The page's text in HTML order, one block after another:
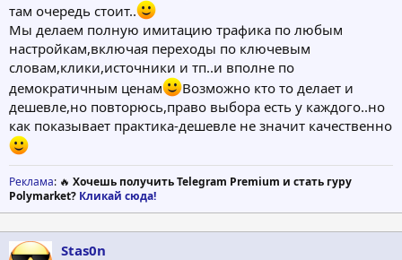
там очередь стоит..
Мы делаем полную имитацию трафика по любым
настройкам,включая переходы по ключевым
словам,клики,источники и тп..и вполне по
демократичным ценам
Возможно кто то делает и
дешевле,но повторюсь,право выбора есть у каждого..но
как показывает практика-дешевле не значит качественно
Реклама: 🔥 Хочешь получить Telegram Premium и стать гуру
Polymarket? Кликай сюда!
Stas0n